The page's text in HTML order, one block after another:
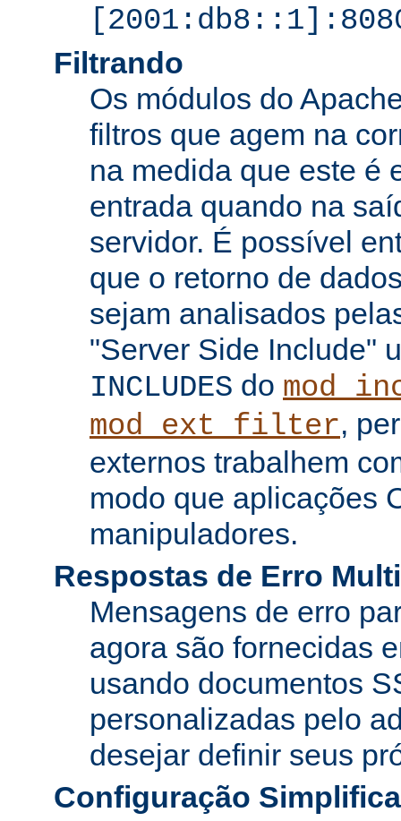
Filtrando
Os módulos do
filtros que agem na
na medida que este é
entrada quando na
servidor. É possível
que o retorno de
sejam analisados
"Server Side Include"
INCLUDES do
mod_ext_filter,
externos trabalhem
modo que aplicações
manipuladores.
Respostas de Erro
Mensagens de erro
agora são fornecidas
usando documentos
personalizadas pelo
desejar definir seus
Configuração